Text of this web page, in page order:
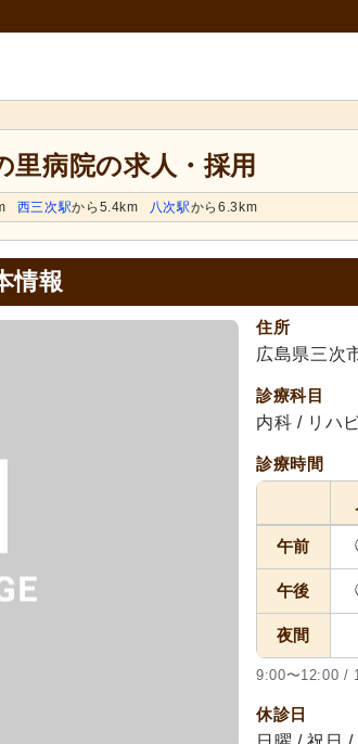
里病院の求人・採用
西三次駅から5.4km 八次駅から6.3km
情報
住所
広島県三次
診療科目
内科 / リハ
診療時間
午前
午後
夜間
9:00〜12:00 /
休診日